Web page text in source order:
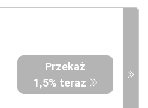
Przekaż
1,5% teraz